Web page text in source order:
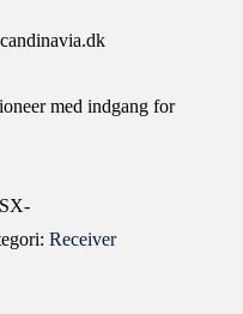
med indgang for
Receiver